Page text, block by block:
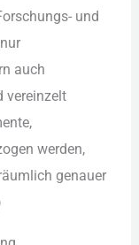
und︇
auc︇h
ver︇einzelt
wer︇den,
gen︇auer